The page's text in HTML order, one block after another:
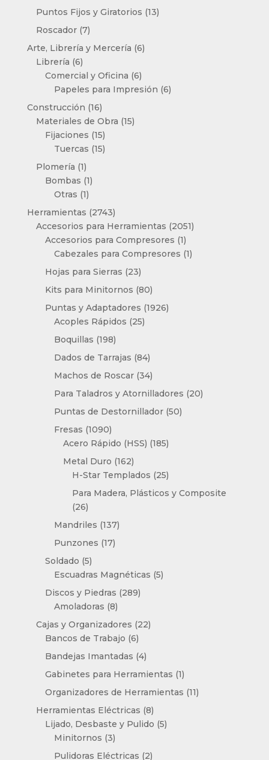
productos
Puntos Fijos y Giratorios 1313
Roscador 77
productos
Arte, Librería y Mercería 66
Librería 66
productos
Comercial y Oficina 66
productos
Papeles para Impresión 66
Construcción 1616
productos
Materiales de Obra 1515
Fijaciones 1515
productos
Tuercas 1515
Plomería 11
producto
Bombas 11
Otras 11
producto
Herramientas 27432743
productos
Accesorios para Herramientas 20512051
Accesorios para Compresores 11
producto
Cabezales para Compresores 11
Hojas para Sierras 2323
productos
Kits para Minitornos 8080
productos
Puntas y Adaptadores 19261926
Acoples Rápidos 2525
Boquillas 198198
productos
Dados de Tarrajas 8484
productos
Machos de Roscar 3434
productos
Para Taladros y Atornilladores 2020
Puntas de Destornillador 5050
Fresas 10901090
productos
Acero Rápido (HSS) 185185
Metal Duro 162162
productos
H-Star Templados 2525
productos
Para Madera, Plásticos y Composite
2626
productos
Mandriles 137137
Punzones 1717
Soldado 55
productos
Escuadras Magnéticas 55
Discos y Piedras 289289
Amoladoras 88
productos
Cajas y Organizadores 2222
Bancos de Trabajo 66
productos
Bandejas Imantadas 44
productos
Gabinetes para Herramientas 11
producto
Organizadores de Herramientas 1111
Herramientas Eléctricas 88
productos
Lijado, Desbaste y Pulido 55
Minitornos 33
productos
Pulidoras Eléctricas 22